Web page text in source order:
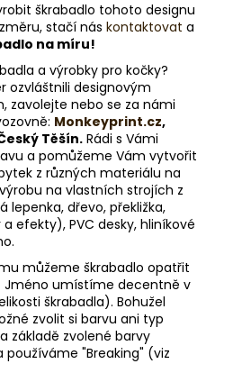
škrabadlo tohoto designu
stačí nás kontaktovat a
na míru!
a výrobky pro kočky?
ozvláštnili designovým
zavolejte nebo se za námi
Monkeyprint.cz,
Těšín. Rádi s Vámi
a pomůžeme Vám vytvořit
z různých materiálu na
na vlastních strojích z
lepenka, dřevo, překližka,
efekty), PVC desky, hliníkové
můžeme škrabadlo opatřit
Jméno umístíme decentně v
škrabadla). Bohužel
zvolit si barvu ani typ
základě zvolené barvy
používáme "Breaking" (viz